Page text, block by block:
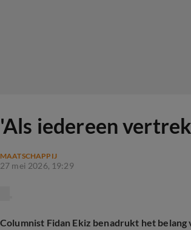
'Als iedereen
MAATSCHAPPIJ
27 mei 2026, 19:29
Columnist Fidan Ekiz benadrukt het